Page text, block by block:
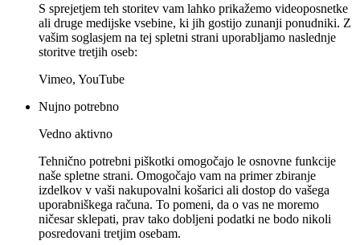
S sprejetjem teh storitev vam lahko prikažemo videoposnetke
ali druge medijske vsebine, ki jih gostijo zunanji ponudniki. Z
vašim soglasjem na tej spletni strani uporabljamo naslednje
storitve tretjih oseb:
Vimeo, YouTube
Nujno potrebno
Vedno aktivno
Tehnično potrebni piškotki omogočajo le osnovne funkcije
naše spletne strani. Omogočajo vam na primer zbiranje
izdelkov v vaši nakupovalni košarici ali dostop do vašega
uporabniškega računa. To pomeni, da o vas ne moremo
ničesar sklepati, prav tako dobljeni podatki ne bodo nikoli
posredovani tretjim osebam.